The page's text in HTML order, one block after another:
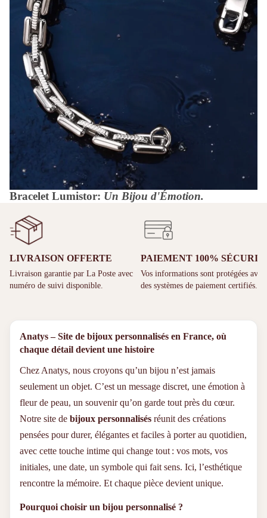
Bracelet Lumistor: Un Bijou d'Émotion.
LIVRAISON OFFERTE
Livraison garantie par La Poste avec
numéro de suivi disponible.
PAIEMENT 100%
Vos informations sont protégées avec
des systèmes de paiement certifiés.
Anatys – Site de bijoux personnalisés en France, où
chaque détail devient une histoire
Chez Anatys, nous croyons qu’un bijou n’est jamais
seulement un objet. C’est un message discret, une émotion à
fleur de peau, un souvenir qu’on garde tout près du cœur.
Notre site de bijoux personnalisés réunit des créations
pensées pour durer, élégantes et faciles à porter au quotidien,
avec cette touche intime qui change tout : vos mots, vos
initiales, une date, un symbole qui fait sens. Ici, l’esthétique
rencontre la mémoire. Et chaque pièce devient unique.
Pourquoi choisir un bijou personnalisé ?